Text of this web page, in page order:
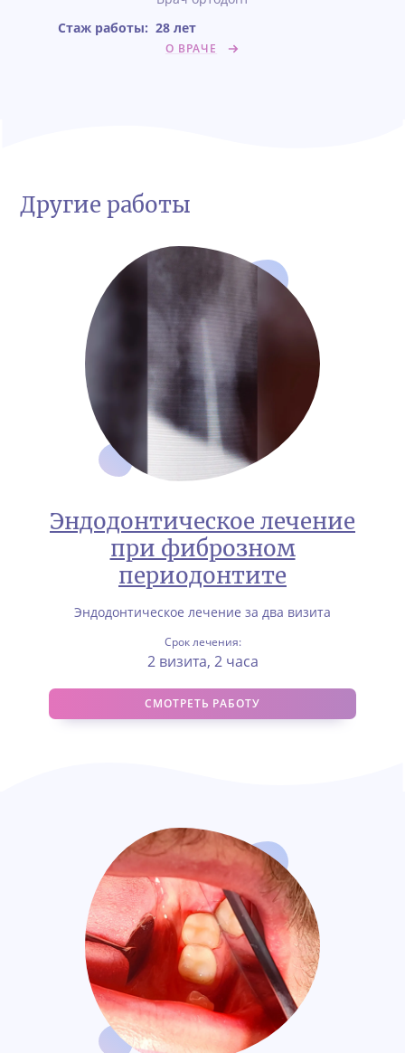
Стаж работы: 28 лет
О ВРАЧЕ
Другие работы
Эндодонтическое лечение
при фиброзном
периодонтите
Эндодонтическое лечение за два визита
Срок лечения:
2 визита, 2 часа
СМОТРЕТЬ РАБОТУ